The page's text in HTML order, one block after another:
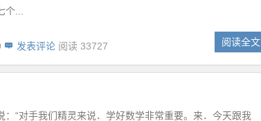
...
发表评论 阅读 33727 阅读全文
：“对手我们精灵来说．学好数学非常重要。来．今天跟我